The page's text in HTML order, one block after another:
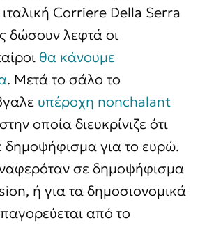
Corriere Della Serra
δώσουν λεφτά οι
θα κάνουμε
. Μετά το σάλο το
υπέροχη nonchalant
στην οποία διευκρίνιζε ότι
δημοψήφισμα για το ευρώ.
σε δημοψήφισμα
ή για τα δημοσιονομικά
από το